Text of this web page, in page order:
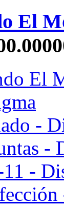
El
El
-
-
11 -